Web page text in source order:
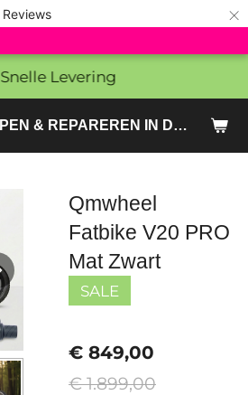
Reviews ×
FATBIKES KOPEN & REPAREREN IN DEN HAAG EN ZOETERMEER - SACHE BIKES
Snelle Levering
Qmwheel
Fatbike V20 PRO
Mat Zwart
SALE
€ 849,00
€ 1.899,00